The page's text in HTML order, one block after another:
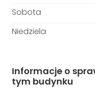
Sobota
Niedziela
Informacje o
tym budynku